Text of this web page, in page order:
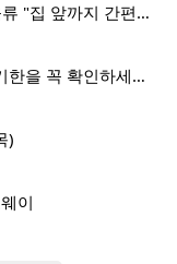
시애틀 프리미엄 사시미/구이용 생선/육류 "집 앞까지 간편하게" – 영오션닷컴
패키지 SS - 임박상품 세일입니다. 유통기한을 꼭 확인하세요.
)
이